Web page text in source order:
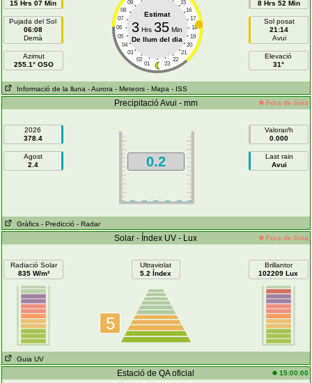
15 Hrs 07 Min
Pujada del Sol
06:08
Demà
Azimut
255.1° OSO
09
15
08
16
07
17
06
18
05
19
04
20
03
21
02
22
01 23
Estimat
3 Hrs 35 Min
De llum del dia
8 Hrs 52 Min
Sol posat
21:14
Avui
Elevació
31°
Informació de la lluna - Aurora - Meteors - Mapa - ISS
Precipitació Avui - mm Fora de línia
2026
378.4
Agost
2.4
0.2
Valorar/h
0.000
Last rain
Avui
Gràfics - Predicció - Radar
Solar - Índex UV - Lux Fora de línia
Radiació Solar
835 W/m²
Ultraviolat
5.2 Índex
5
Brillantor
102209 Lux
Guia UV
Estació de QA oficial 15:00:00